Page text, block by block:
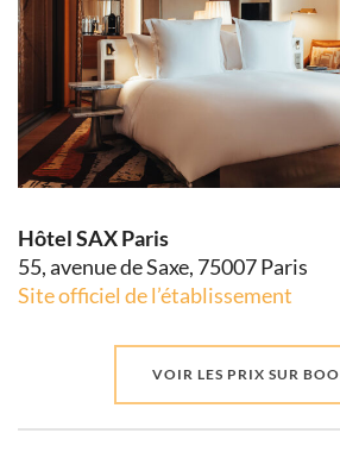
Hôtel SAX Paris
55, avenue de Saxe, 75007 Paris
Site officiel de l’établissement
VOIR LES PRIX SUR